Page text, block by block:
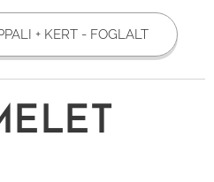
+ KERT - FOGLALT